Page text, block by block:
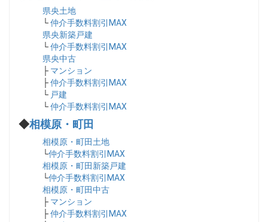
県央土地
└仲介手数料割引MAX
県央新築戸建
└仲介手数料割引MAX
県央中古
├ マンション
├仲介手数料割引MAX
└ 戸建
└仲介手数料割引MAX
◆相模原・町田
相模原・町田土地
└仲介手数料割引MAX
相模原・町田新築戸建
└仲介手数料割引MAX
相模原・町田中古
├ マンション
├仲介手数料割引MAX